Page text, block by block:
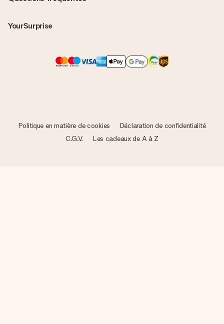
YourSurprise
Politique en matière de cookies
Déclaration de confidentialité
C.G.V.
Les cadeaux de A à Z